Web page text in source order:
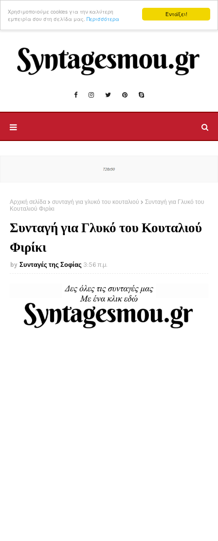
Εντάξει!
Χρησιμοποιούμε cookies για την καλύτερη
εμπειρία σου στη σελίδα μας. Περισσότερα
Αρχική σελίδα συνταγή για γλυκό του κουταλιού
Συνταγή για Γλυκό του
Κουταλιού Φιρίκι
Συνταγή για Γλυκό του Κουταλιού
Φιρίκι
Συνταγές της Σοφίας 3:56 π.μ.